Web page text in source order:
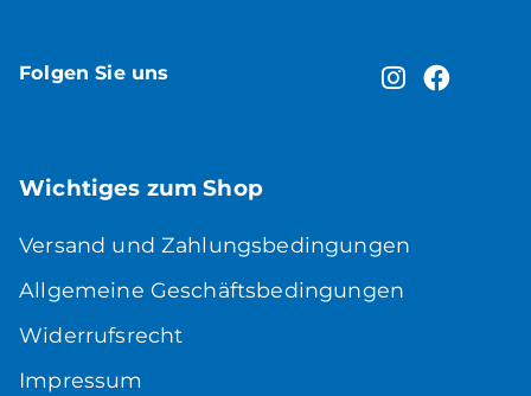
Folgen Sie uns
Wichtiges zum Shop
Versand und Zahlungsbedingungen
Allgemeine Geschäftsbedingungen
Widerrufsrecht
Impressum